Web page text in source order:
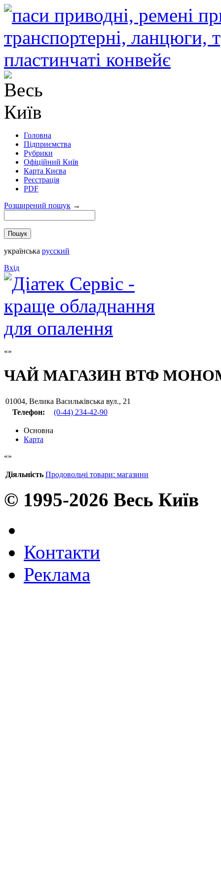
Головна
Підприємства
Рубрики
Офіційний Київ
Карта Києва
Реєстрація
PDF
Розширений пошук →
українська русский
Вхід
ЧАЙ МАГАЗИН ВТФ
01004, Велика Васильківська вул., 21
Телефон:
(0-44) 234-42-90
Основна
Карта
Діяльність Продовольчі товари: магазини
© 1995-2026 Весь Київ
Контакти
Реклама